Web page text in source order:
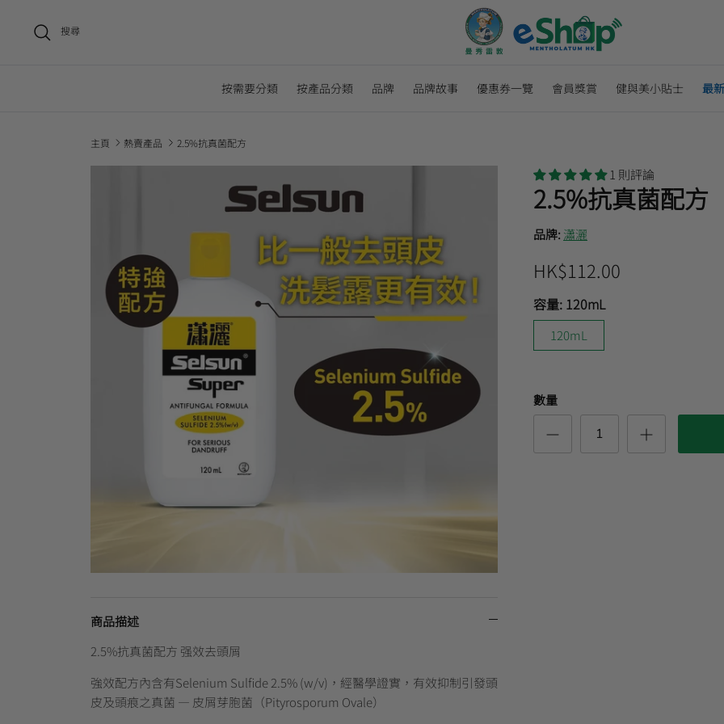
搜尋
按需要分類 按產品分類 品牌 品牌故事 優惠券一覽 會員獎賞 健與美小貼士 最
主頁 熱賣產品 2.5%抗真菌配方
商品描述
2.5%抗真菌配方 强效去頭屑
強效配方內含有Selenium Sulfide 2.5% (w/v)，經醫學證實，有效抑制引發頭
皮及頭痕之真菌 — 皮屑芽胞菌（Pityrosporum Ovale）
1 則評論
2.5%抗真菌配方
品牌: 瀟灑
HK$112.00
容量: 120mL
120mL
數量